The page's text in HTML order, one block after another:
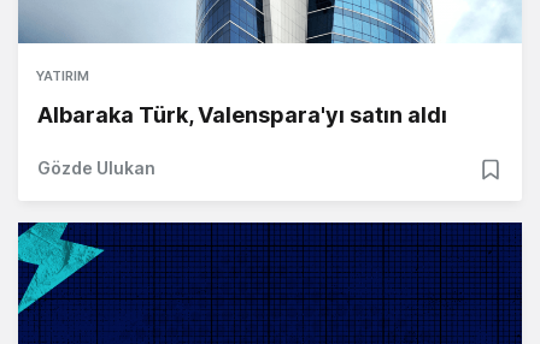
YATIRIM
Albaraka Türk, Valenspara'yı satın aldı
Gözde Ulukan